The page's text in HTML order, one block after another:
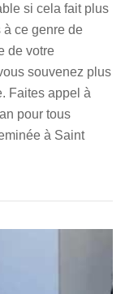
si cela fait plus
à ce genre de
de votre
souvenez plus
Faites appel à
pour tous
à Saint